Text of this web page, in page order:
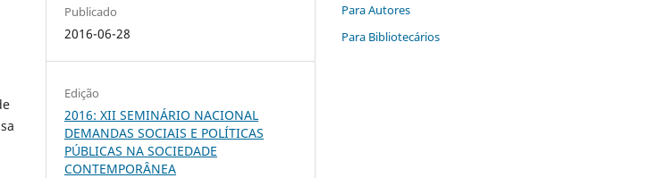
Publicado
2016-06-28
Edição
2016: XII SEMINÁRIO NACIONAL
DEMANDAS SOCIAIS E POLÍTICAS
PÚBLICAS NA SOCIEDADE
CONTEMPORÂNEA
Para Autores
Para Bibliotecários